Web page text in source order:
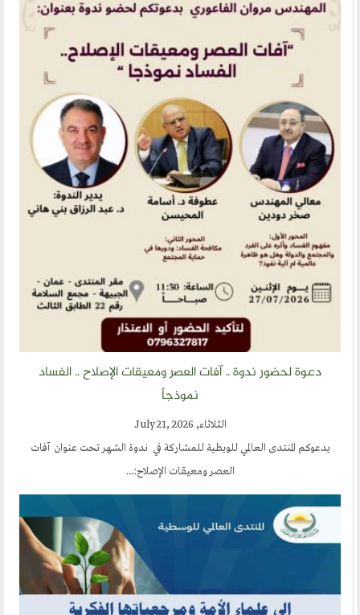
دعوة لحضور ندوة .. آفات العصر ومعيقات الإصلاح .. الفساد
نموذجاً
الثلاثاء, July 21, 2026
يدعوكم المنتدى العالمي للويطية للمشاركة في ندوة الشهر تحت عنوان آفات
العصر ومعيقات الإصلاح:...